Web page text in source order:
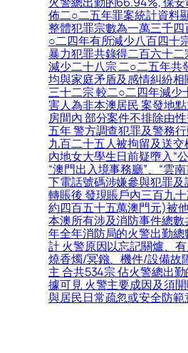
佈二○二五年罪案統計資料
整體犯罪宗數為一萬三千
○二四年有所減少八百四十
暴力犯罪共錄得二百六十
減少二十八宗 二○二五年共
均與家庭矛盾及感情糾紛
三十二宗 較二○二四年減少
害人為非本澳居民 案發地
房間內 部分案件不排除由
五年 警方調查犯罪及警務
九百二十五人被拘留及送交
內地女大學生日前疑墮入“
“澳門出入境事務廳”、“雲
下電話號碼涉嫌參與犯罪及
轉賬後 發現賬戶內三百九
約四百五十五萬澳門元)被
本澳所有涉及消防事件總數
年全年消防局的火警出勤
計 火警原因以忘記關爐、
燒香燭/冥鏹、機件/設備故
主 合共534宗 佔火警總出
據可見 火警主要成因及須
與居民日常疏忽或安全防範